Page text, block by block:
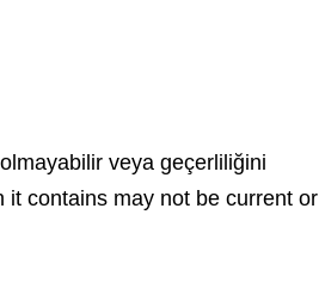
veya geçerliliğini
it contains may not be current or